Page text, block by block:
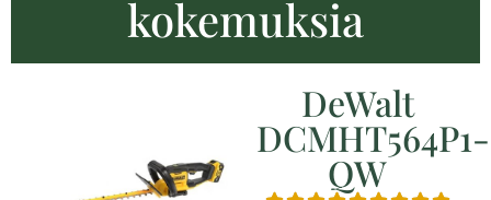
kokemuksia
DeWalt
DCMHT564P1-
QW